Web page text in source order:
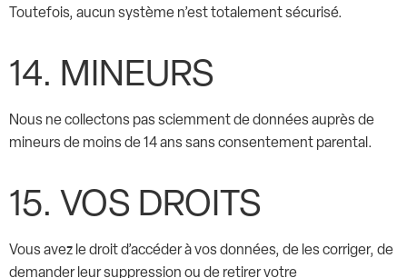
Toutefois, aucun système n’est totalement sécurisé.
14. MINEURS
Nous ne collectons pas sciemment de données auprès de
mineurs de moins de 14 ans sans consentement parental.
15. VOS DROITS
Vous avez le droit d’accéder à vos données, de les corriger, de
demander leur suppression ou de retirer votre